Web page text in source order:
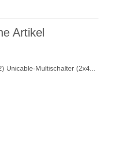
Artikel